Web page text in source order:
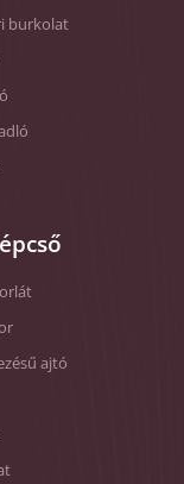
burkolat
ajtó